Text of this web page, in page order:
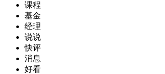
课程
基金
经理
说说
快评
消息
好看